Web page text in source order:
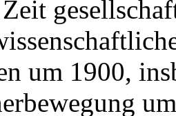
um 1900,